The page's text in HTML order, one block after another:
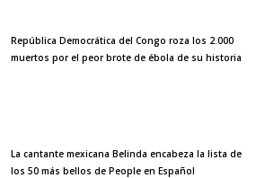
República Democrática del Congo roza los 2.000
muertos por el peor brote de ébola de su historia
La cantante mexicana Belinda encabeza la lista de
los 50 más bellos de People en Español